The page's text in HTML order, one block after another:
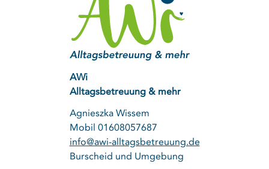
AWi
Alltagsbetreuung & mehr
Agnieszka Wissem
Mobil 01608057687
info@awi-alltagsbetreuung.de
Burscheid und Umgebung